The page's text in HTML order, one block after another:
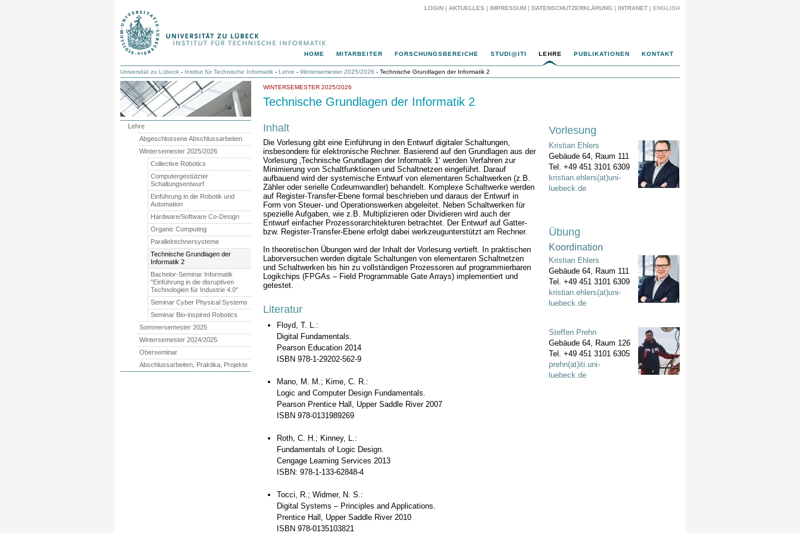
LOGIN | AKTUELLES | IMPRESSUM | DATENSCHUTZERKLÄRUNG | INTRANET | ENGLISH
HOME MITARBEITER FORSCHUNGSBEREICHE STUDI@ITI LEHRE PUBLIKATIONEN KONTAKT
Universität zu Lübeck - Institut für Technische Informatik - Lehre - Wintersemester 2025/2026 - Technische Grundlagen der Informatik 2
WINTERSEMESTER 2025/2026
Technische Grundlagen der Informatik 2
Inhalt
Die Vorlesung gibt eine Einführung in den Entwurf digitaler Schaltungen,
insbesondere für elektronische Rechner. Basierend auf den Grundlagen aus der
Vorlesung ‚Technische Grundlagen der Informatik 1‘ werden Verfahren zur
Minimierung von Schaltfunktionen und Schaltnetzen eingeführt. Darauf
aufbauend wird der systemische Entwurf von elementaren Schaltwerken (z.B.
Zähler oder serielle Codeumwandler) behandelt. Komplexe Schaltwerke werden
auf Register-Transfer-Ebene formal beschrieben und daraus der Entwurf in
Form von Steuer- und Operationswerken abgeleitet. Neben Schaltwerken für
spezielle Aufgaben, wie z.B. Multiplizieren oder Dividieren wird auch der
Entwurf einfacher Prozessorarchitekturen betrachtet. Der Entwurf auf Gatter-
bzw. Register-Transfer-Ebene erfolgt dabei werkzeugunterstützt am Rechner.
In theoretischen Übungen wird der Inhalt der Vorlesung vertieft. In praktischen
Laborversuchen werden digitale Schaltungen von elementaren Schaltnetzen
und Schaltwerken bis hin zu vollständigen Prozessoren auf programmierbaren
Logikchips (FPGAs – Field Programmable Gate Arrays) implementiert und
getestet.
Literatur
Floyd, T. L.:
Digital Fundamentals.
Pearson Education 2014
ISBN 978-1-29202-562-9
Mano, M. M.; Kime, C. R.:
Logic and Computer Design Fundamentals.
Pearson Prentice Hall, Upper Saddle River 2007
ISBN 978-0131989269
Roth, C. H.; Kinney, L.:
Fundamentals of Logic Design.
Cengage Learning Services 2013
ISBN: 978-1-133-62848-4
Tocci, R.; Widmer, N. S.:
Digital Systems – Principles and Applications.
Prentice Hall, Upper Saddle River 2010
ISBN 978-0135103821
Lehre
Abgeschlossene Abschlussarbeiten
Wintersemester 2025/2026
Collective Robotics
Computergestützter
Schaltungsentwurf
Einführung in die Robotik und
Automation
Hardware/Software Co-Design
Organic Computing
Parallelrechnersysteme
Technische Grundlagen der
Informatik 2
Bachelor-Seminar Informatik
"Einführung in die disruptiven
Technologien für Industrie 4.0"
Seminar Cyber Physical Systems
Seminar Bio-inspired Robotics
Sommersemester 2025
Wintersemester 2024/2025
Oberseminar
Abschlussarbeiten, Praktika, Projekte
Vorlesung
Kristian Ehlers
Gebäude 64, Raum 111
Tel. +49 451 3101 6309
kristian.ehlers(at)uni-
luebeck.de
Übung
Koordination
Kristian Ehlers
Gebäude 64, Raum 111
Tel. +49 451 3101 6309
kristian.ehlers(at)uni-
luebeck.de
Steffen Prehn
Gebäude 64, Raum 126
Tel. +49 451 3101 6305
prehn(at)iti.uni-
luebeck.de